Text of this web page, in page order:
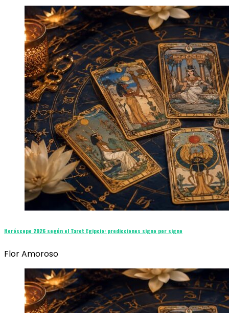
Horóscopo 2026 según el Tarot Egipcio: predicciones signo por signo
Flor Amoroso